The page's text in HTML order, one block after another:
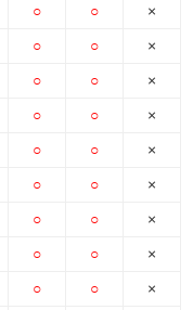
○
○
○
○
○
○
○
○
○
○
○
○
○
○
○
○
○
○
×
×
×
×
×
×
×
×
×